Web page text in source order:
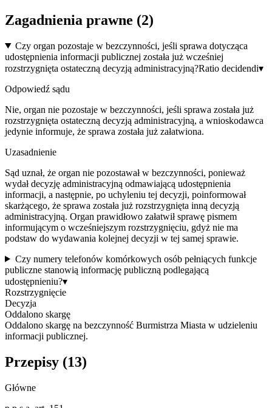
Zagadnienia prawne (2)
Czy organ pozostaje w bezczynności, jeśli sprawa dotycząca
udostępnienia informacji publicznej została już wcześniej
rozstrzygnięta ostateczną decyzją administracyjną?Ratio decidendi▾
Odpowiedź sądu
Nie, organ nie pozostaje w bezczynności, jeśli sprawa została już
rozstrzygnięta ostateczną decyzją administracyjną, a wnioskodawca
jedynie informuje, że sprawa została już załatwiona.
Uzasadnienie
Sąd uznał, że organ nie pozostawał w bezczynności, ponieważ
wydał decyzję administracyjną odmawiającą udostępnienia
informacji, a następnie, po uchyleniu tej decyzji, poinformował
skarżącego, że sprawa została już rozstrzygnięta inną decyzją
administracyjną. Organ prawidłowo załatwił sprawę pismem
informującym o wcześniejszym rozstrzygnięciu, gdyż nie ma
podstaw do wydawania kolejnej decyzji w tej samej sprawie.
Czy numery telefonów komórkowych osób pełniących funkcje
publiczne stanowią informację publiczną podlegającą
udostępnieniu?▾
Rozstrzygnięcie
Decyzja
Oddalono skargę
Oddalono skargę na bezczynność Burmistrza Miasta w udzieleniu
informacji publicznej.
Przepisy (13)
Główne